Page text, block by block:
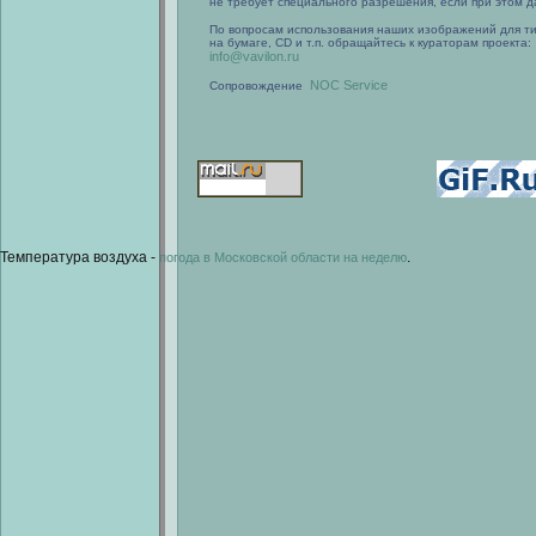
По вопросам использования наших изображений для
на бумаге, CD и т.п. обращайтесь к кураторам проекта:
info@vavilon.ru
Сопровождение NOC Service
Температура воздуха - погода в Московской области на неделю.